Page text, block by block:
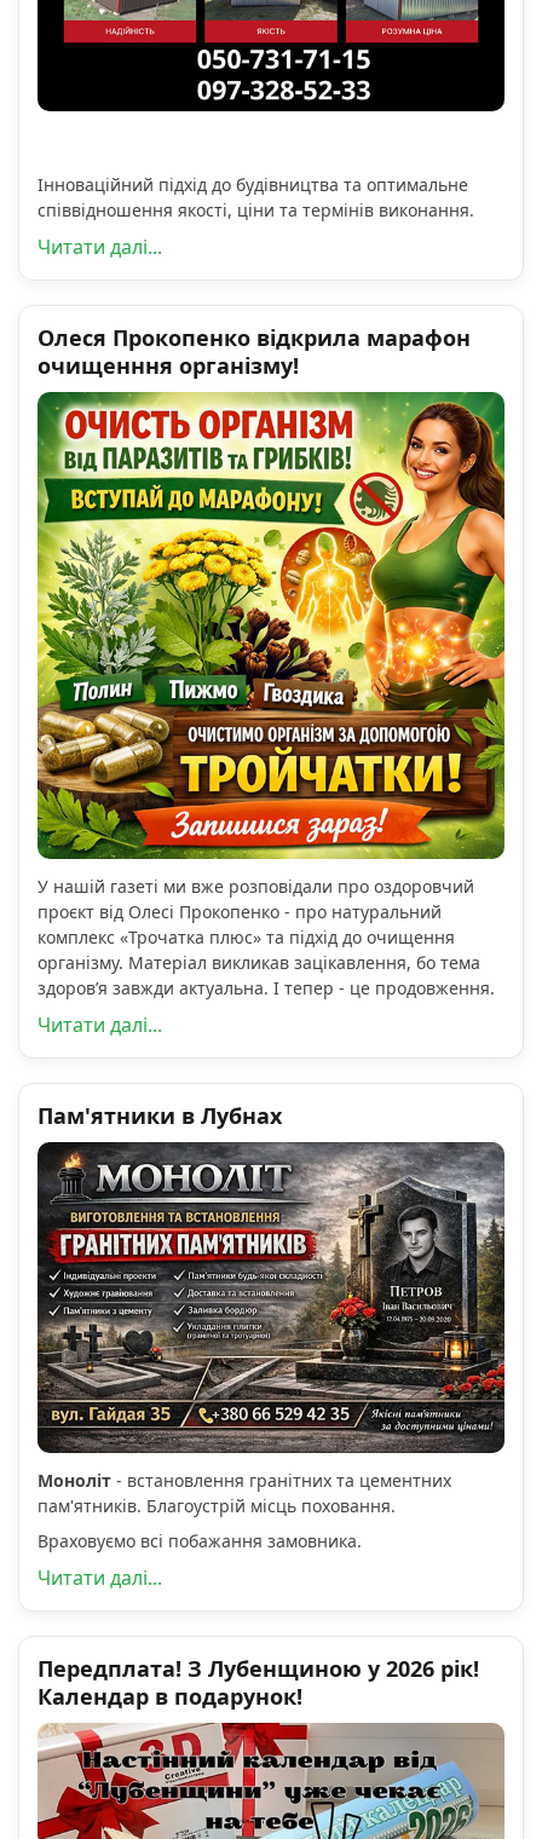
Інноваційний підхід до будівництва та оптимальне
співвідношення якості, ціни та термінів виконання.
Читати далі...
Олеся Прокопенко відкрила марафон
очищенння організму!
У нашій газеті ми вже розповідали про оздоровчий
проєкт від Олесі Прокопенко - про натуральний
комплекс «Трочатка плюс» та підхід до очищення
організму. Матеріал викликав зацікавлення, бо тема
здоров’я завжди актуальна. І тепер - це продовження.
Читати далі...
Пам'ятники в Лубнах
Моноліт - встановлення гранітних та цементних
пам'ятників. Благоустрій місць поховання.
Враховуємо всі побажання замовника.
Читати далі...
Передплата! З Лубенщиною у 2026 рік!
Календар в подарунок!